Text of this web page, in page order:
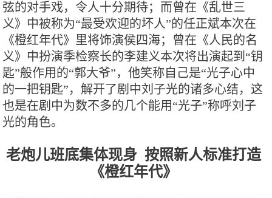
弦的对手戏，令人十分期待；而曾在《乱世三
义》中被称为“最受欢迎的坏人”的任正斌本次在
《橙红年代》里将饰演侯四海；曾在《人民的名
义》中扮演季检察长的李建义本次将出演起到“钥
匙”般作用的“郭大爷”，他笑称自己是“光子心中
的一把钥匙”，解开了剧中刘子光的诸多心结，这
也是在剧中为数不多的几个能用“光子”称呼刘子
光的角色。
老炮儿班底集体现身 按照新人标准打造
《橙红年代》